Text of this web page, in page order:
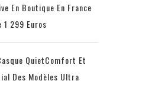
En Boutique En France
299 Euros
QuietComfort Et
Des Modèles Ultra